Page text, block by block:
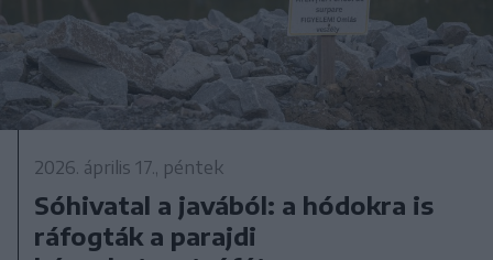
2026. április 17., péntek
Sóhivatal a javából: a hódokra is
ráfogták a parajdi